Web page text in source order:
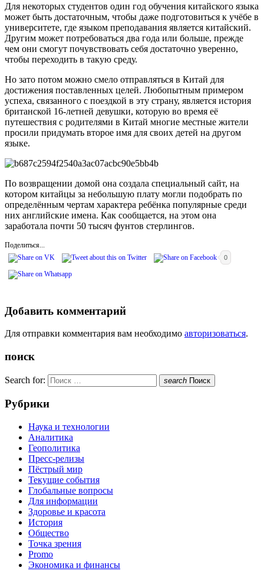
Для некоторых студентов один год обучения китайского языка
может быть достаточным, чтобы даже подготовиться к учёбе в
университете, где языком преподавания является китайский.
Другим может потребоваться два года или больше, прежде
чем они смогут почувствовать себя достаточно уверенно,
чтобы переходить в такую среду.
Но зато потом можно смело отправляться в Китай для
достижения поставленных целей. Любопытным примером
успеха, связанного с поездкой в эту страну, является история
британской 16-летней девушки, которую во время её
путешествия с родителями в Китай многие местные жители
просили придумать второе имя для своих детей на другом
языке.
По возвращении домой она создала специальный сайт, на
котором китайцы за небольшую плату могли подобрать по
определённым чертам характера ребёнка популярные среди
них английские имена. Как сообщается, на этом она
заработала почти 50 тысяч фунтов стерлингов.
Поделиться...
0
Добавить комментарий
Для отправки комментария вам необходимо авторизоваться.
поиск
Search for: search Поиск
Рубрики
Наука и технологии
Аналитика
Геополитика
Пресс-релизы
Пёстрый мир
Текущие события
Глобальные вопросы
Для информации
Здоровье и красота
История
Общество
Точка зрения
Promo
Экономика и финансы